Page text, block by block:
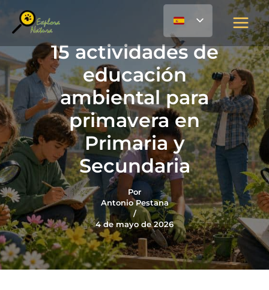
contenido
Ir
contenido15 actividades de
educación
ambiental para
primavera en
Primaria y
Secundaria
Por
Antonio Pestana
/
4 de mayo de 2026